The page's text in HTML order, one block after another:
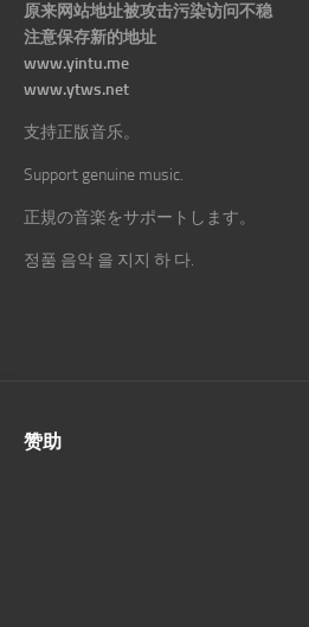
原来网站地址被攻击污染访问不稳
注意保存新的地址
www.yintu.me
www.ytws.net
支持正版音乐。
Support genuine music.
正規の音楽をサポートします。
정품 음악 을 지지 하 다.
赞助